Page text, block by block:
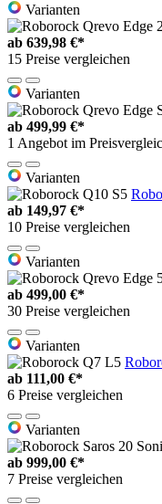
Varianten
ab 639,98 €*
15 Preise vergleichen
Varianten
ab 499,99 €*
1 Angebot im
Varianten
ab 149,97 €*
10 Preise vergleichen
Varianten
ab 499,00 €*
30 Preise vergleichen
Varianten
ab 111,00 €*
6 Preise vergleichen
Varianten
ab 999,00 €*
7 Preise vergleichen